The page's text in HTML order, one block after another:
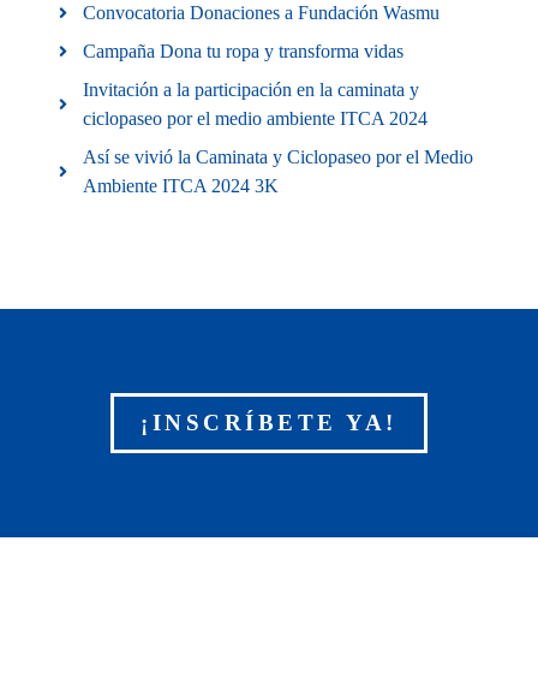
Convocatoria Donaciones a Fundación Wasmu
Campaña Dona tu ropa y transforma vidas
Invitación a la participación en la caminata y
ciclopaseo por el medio ambiente ITCA 2024
Así se vivió la Caminata y Ciclopaseo por el Medio
Ambiente ITCA 2024 3K
¡INSCRÍBETE YA!